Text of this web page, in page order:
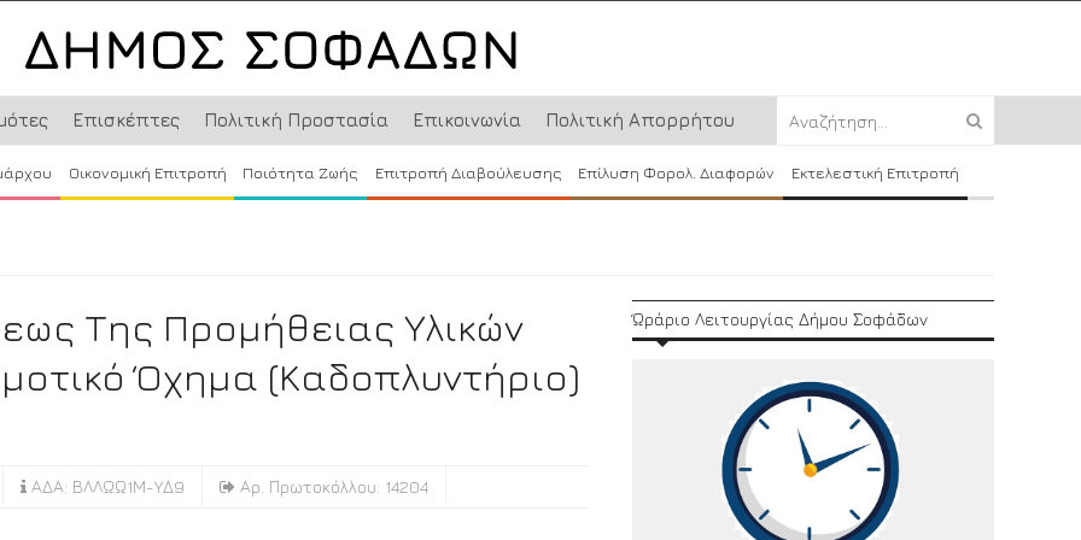
Επισκέπτες Πολιτική Προστασία Επικοινωνία Πολιτική Απορρήτου
Οικονομική Επιτροπή Ποιότητα Ζωής Επιτροπή Διαβούλευσης Επίλυση Φορολ. Διαφορών Εκτελεστική Επιτροπή
Της Προμήθειας Υλικών
Όχημα (καδοπλυντήριο)
ΑΔΑ: ΒΛΛΩΩ1Μ-ΥΔ9 Αρ. Πρωτοκόλλου: 14204
Ώράριο Λειτουργίας Δήμου Σοφάδων